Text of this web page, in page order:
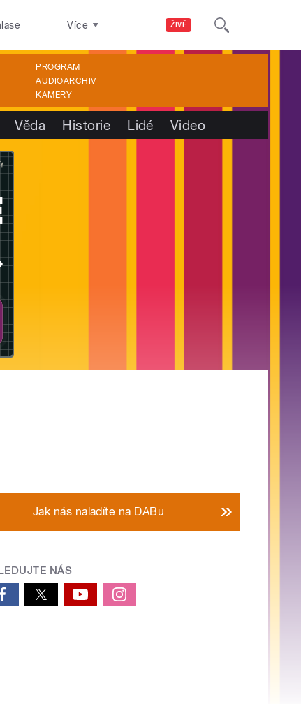
ŽIVĚ
Více
PROGRAM
AUDIOARCHIV
KAMERY
Věda Historie Lidé Video
Jak nás naladíte na DABu
NÁS